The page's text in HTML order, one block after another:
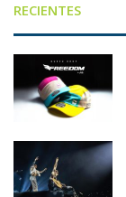
RECIENTES